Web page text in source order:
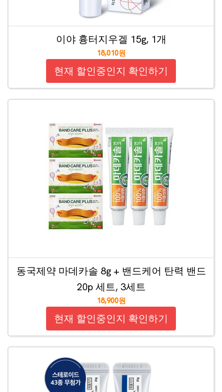
이야 흉터지우겔 15g, 1개
18,010원
현재 할인중인지 확인하기
동국제약 마데카솔 8g + 밴드케어 탄력 밴드
20p 세트, 3세트
18,900원
현재 할인중인지 확인하기